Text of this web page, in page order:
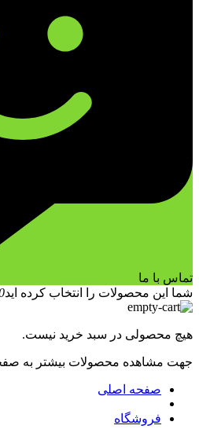
تماس با ما
شما این محصولات را انتخاب کرده اید
هیچ محصولی در سبد خرید نیست.
جهت مشاهده محصولات بیشتر به
صفحه اصلی
فروشگاه